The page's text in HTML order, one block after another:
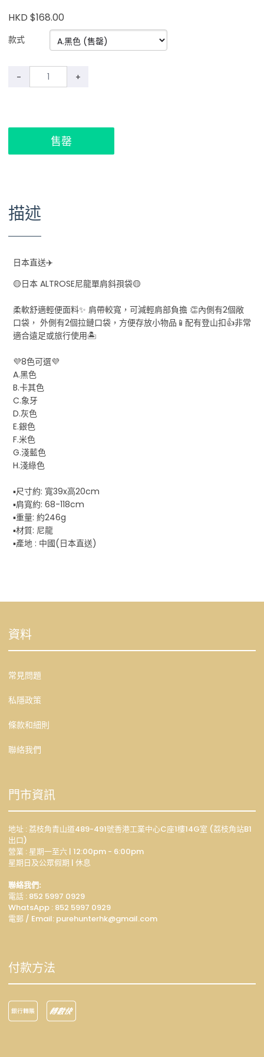
HKD $168.00
款式
- +
售罄
描述
日本直送✈️
🟡日本 ALTROSE尼龍單肩斜孭袋🟡
柔軟舒適輕便面料✨ 肩帶較寬，可減輕肩部負擔 👏內側有2個敞
口袋， 外側有2個拉鏈口袋，方便存放小物品📱配有登山扣👍非常
適合遠足或旅行使用🏝️
💜8色可選💜
A.黑色
B.卡其色
C.象牙
D.灰色
E.銀色
F.米色
G.淺藍色
H.淺綠色
▪️尺寸約: 寬39x高20cm
▪️肩寬約: 68-118cm
▪️重量: 約246g
▪️材質: 尼龍
▪️產地 : 中國(日本直送)
資料
常見問題
私隱政策
條款和細則
聯絡我們
門市資訊
地址 : 荔枝角青山道489-491號香港工業中心C座1樓14G室 (荔枝角站B1
出口)
營業 : 星期一至六 | 12:00pm - 6:00pm
星期日及公眾假期 | 休息
聯絡我們:
電話 : 852 5997 0929
WhatsApp : 852 5997 0929
電郵 / Email: purehunterhk@gmail.com
付款方法